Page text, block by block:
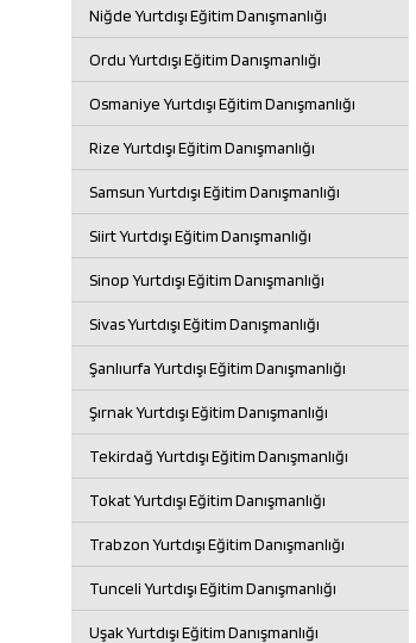
Niğde Yurtdışı Eğitim Danışmanlığı
Ordu Yurtdışı Eğitim Danışmanlığı
Osmaniye Yurtdışı Eğitim Danışmanlığı
Rize Yurtdışı Eğitim Danışmanlığı
Samsun Yurtdışı Eğitim Danışmanlığı
Siirt Yurtdışı Eğitim Danışmanlığı
Sinop Yurtdışı Eğitim Danışmanlığı
Sivas Yurtdışı Eğitim Danışmanlığı
Şanlıurfa Yurtdışı Eğitim Danışmanlığı
Şırnak Yurtdışı Eğitim Danışmanlığı
Tekirdağ Yurtdışı Eğitim Danışmanlığı
Tokat Yurtdışı Eğitim Danışmanlığı
Trabzon Yurtdışı Eğitim Danışmanlığı
Tunceli Yurtdışı Eğitim Danışmanlığı
Uşak Yurtdışı Eğitim Danışmanlığı